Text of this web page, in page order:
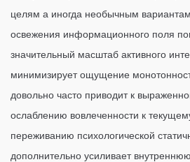
целям а иногда необычным
освежения информационного поля
значительный масштаб активного
минимизирует ощущение
довольно часто приводит к
ослаблению вовлеченности к
переживанию психологической
дополнительно усиливает